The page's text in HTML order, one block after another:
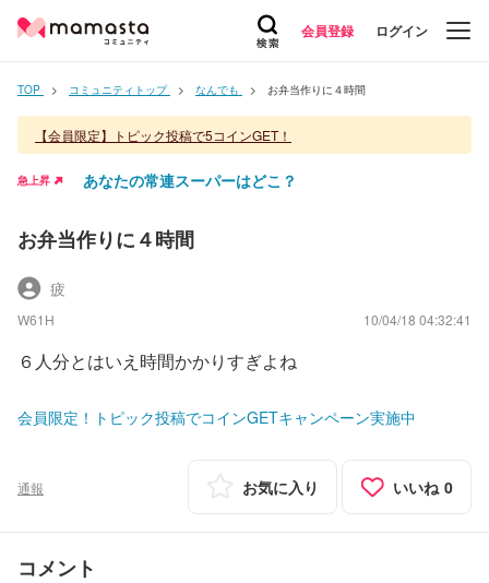
会員登録 ログイン
TOP コミュニティトップ なんでも お弁当作りに４時間
【会員限定】トピック投稿で5コインGET！
急上昇 あなたの常連スーパーはどこ？
お弁当作りに４時間
疲
W61H 10/04/18 04:32:41
６人分とはいえ時間かかりすぎよね
会員限定！トピック投稿でコインGETキャンペーン実施中
通報 お気に入り いいね 0
コメント